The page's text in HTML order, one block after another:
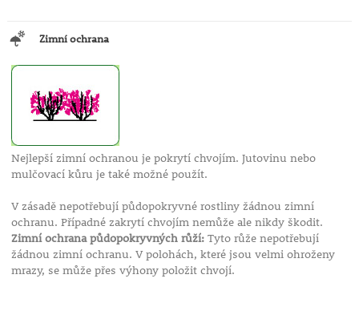
Zimní ochrana
Nejlepší zimní ochranou je pokrytí chvojím. Jutovinu nebo
mulčovací kůru je také možné použít.
V zásadě nepotřebují půdopokryvné rostliny žádnou zimní
ochranu. Případné zakrytí chvojím nemůže ale nikdy škodit.
Zimní ochrana půdopokryvných růží:Tyto růže nepotřebují
žádnou zimní ochranu. V polohách, které jsou velmi ohroženy
mrazy, se může přes výhony položit chvojí.